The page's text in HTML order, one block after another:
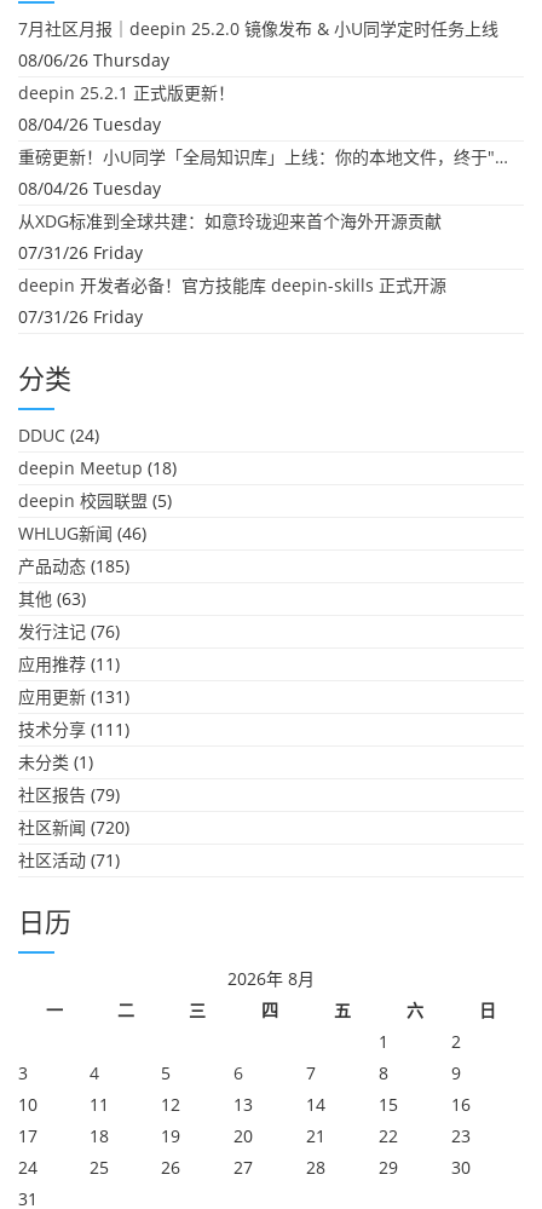
7月社区月报｜deepin 25.2.0 镜像发布 & 小U同学定时任务上线
08/06/26 Thursday
deepin 25.2.1 正式版更新！
08/04/26 Tuesday
重磅更新！小U同学「全局知识库」上线：你的本地文件，终于"活"起来了
08/04/26 Tuesday
从XDG标准到全球共建：如意玲珑迎来首个海外开源贡献
07/31/26 Friday
deepin 开发者必备！官方技能库 deepin-skills 正式开源
07/31/26 Friday
分类
DDUC (24)
deepin Meetup (18)
deepin 校园联盟 (5)
WHLUG新闻 (46)
产品动态 (185)
其他 (63)
发行注记 (76)
应用推荐 (11)
应用更新 (131)
技术分享 (111)
未分类 (1)
社区报告 (79)
社区新闻 (720)
社区活动 (71)
日历
2026年 8月
一
二 三 四 五 六
日
1
2
3
4 5 6 7 8
9
10
11 12 13 14 15
16
17
18 19 20 21 22
23
24
25 26 27 28 29
30
31